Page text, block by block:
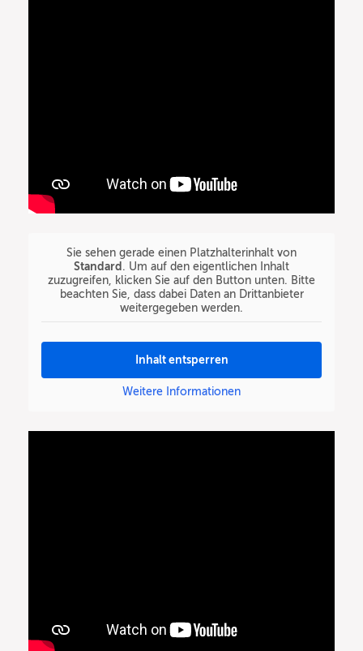
Sie sehen gerade einen Platzhalterinhalt von
Standard . Um auf den eigentlichen Inhalt
zuzugreifen, klicken Sie auf den Button unten. Bitte
beachten Sie, dass dabei Daten an Drittanbieter
weitergegeben werden.
Inhalt entsperren
Weitere Informationen